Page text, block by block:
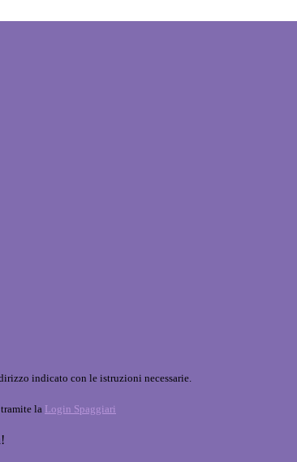
indicato con le istruzioni necessarie.
la Login Spaggiari